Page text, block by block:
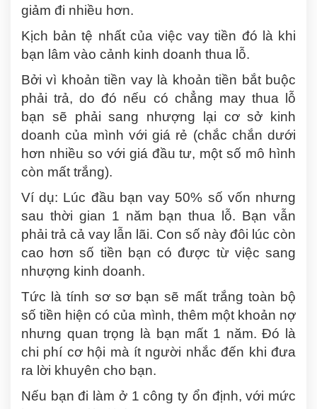
giảm đi nhiều hơn.
Kịch bản tệ nhất của việc vay tiền đó là khi
bạn lâm vào cảnh kinh doanh thua lỗ.
Bởi vì khoản tiền vay là khoản tiền bắt buộc
phải trả, do đó nếu có chẳng may thua lỗ
bạn sẽ phải sang nhượng lại cơ sở kinh
doanh của mình với giá rẻ (chắc chắn dưới
hơn nhiều so với giá đầu tư, một số mô hình
còn mất trắng).
Ví dụ: Lúc đầu bạn vay 50% số vốn nhưng
sau thời gian 1 năm bạn thua lỗ. Bạn vẫn
phải trả cả vay lẫn lãi. Con số này đôi lúc còn
cao hơn số tiền bạn có được từ việc sang
nhượng kinh doanh.
Tức là tính sơ sơ bạn sẽ mất trắng toàn bộ
số tiền hiện có của mình, thêm một khoản nợ
nhưng quan trọng là bạn mất 1 năm. Đó là
chi phí cơ hội mà ít người nhắc đến khi đưa
ra lời khuyên cho bạn.
Nếu bạn đi làm ở 1 công ty ổn định, với mức